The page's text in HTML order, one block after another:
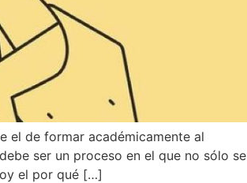
el de formar académicamente al
ser un proceso en el que no sólo se
el por qué […]